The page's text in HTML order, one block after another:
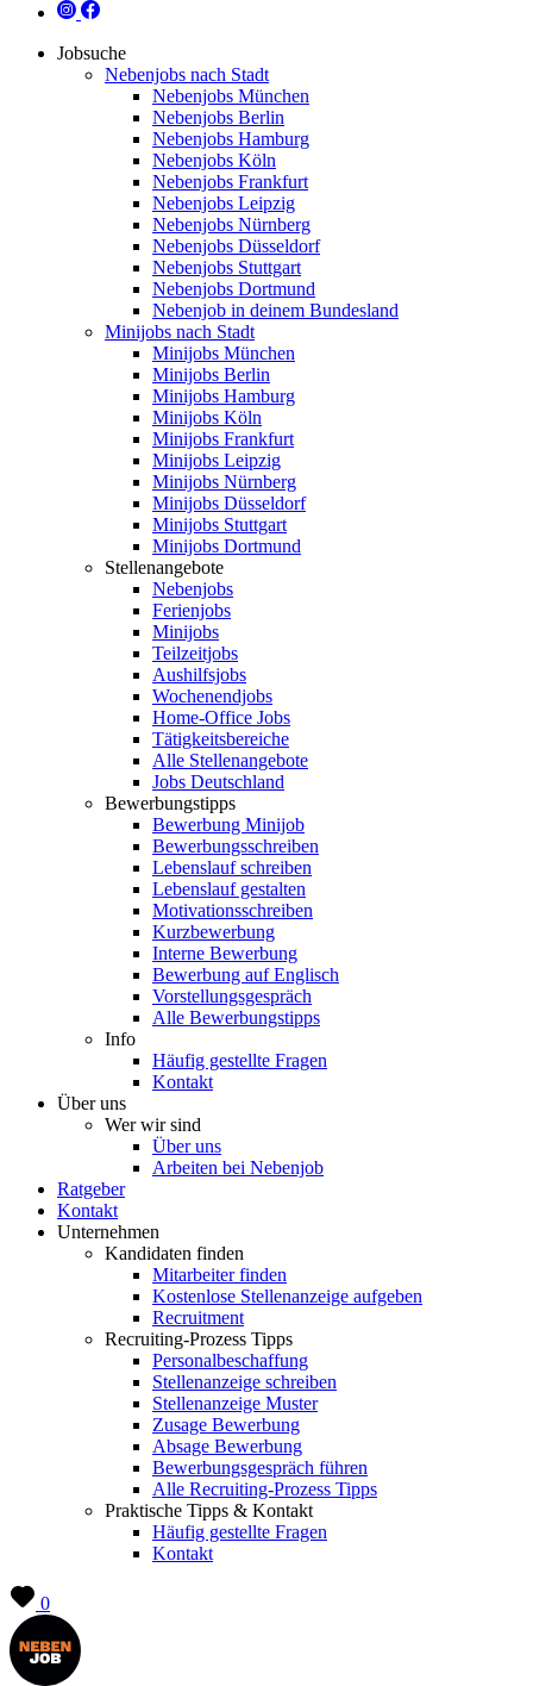
Jobsuche
Nebenjobs nach Stadt
Nebenjobs München
Nebenjobs Berlin
Nebenjobs Hamburg
Nebenjobs Köln
Nebenjobs Frankfurt
Nebenjobs Leipzig
Nebenjobs Nürnberg
Nebenjobs Düsseldorf
Nebenjobs Stuttgart
Nebenjobs Dortmund
Nebenjob in deinem Bundesland
Minijobs nach Stadt
Minijobs München
Minijobs Berlin
Minijobs Hamburg
Minijobs Köln
Minijobs Frankfurt
Minijobs Leipzig
Minijobs Nürnberg
Minijobs Düsseldorf
Minijobs Stuttgart
Minijobs Dortmund
Stellenangebote
Nebenjobs
Ferienjobs
Minijobs
Teilzeitjobs
Aushilfsjobs
Wochenendjobs
Home-Office Jobs
Tätigkeitsbereiche
Alle Stellenangebote
Jobs Deutschland
Bewerbungstipps
Bewerbung Minijob
Bewerbungsschreiben
Lebenslauf schreiben
Lebenslauf gestalten
Motivationsschreiben
Kurzbewerbung
Interne Bewerbung
Bewerbung auf Englisch
Vorstellungsgespräch
Alle Bewerbungstipps
Info
Häufig gestellte Fragen
Kontakt
Über uns
Wer wir sind
Über uns
Arbeiten bei Nebenjob
Ratgeber
Kontakt
Unternehmen
Kandidaten finden
Mitarbeiter finden
Kostenlose Stellenanzeige aufgeben
Recruitment
Recruiting-Prozess Tipps
Personalbeschaffung
Stellenanzeige schreiben
Stellenanzeige Muster
Zusage Bewerbung
Absage Bewerbung
Bewerbungsgespräch führen
Alle Recruiting-Prozess Tipps
Praktische Tipps & Kontakt
Häufig gestellte Fragen
Kontakt
0